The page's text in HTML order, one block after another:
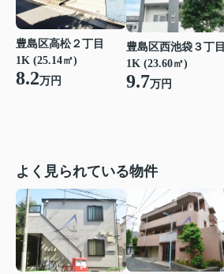
豊島区高松２丁目
1K (25.14㎡)
8.2万円
豊島区西池袋３丁目
1K (23.60㎡)
9.7万円
よく見られている物件